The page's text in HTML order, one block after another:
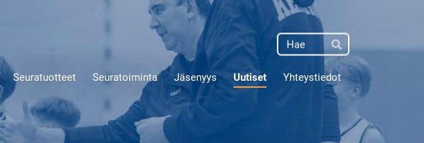
Haku
Hae
Seuratuotteet Seuratoiminta Jäsenyys Uutiset Yhteystiedot